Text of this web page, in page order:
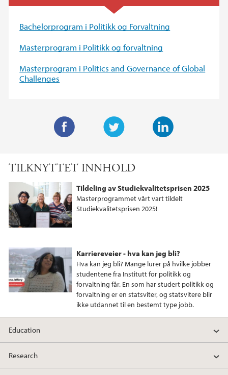
Bachelorprogram i Politikk og Forvaltning
Masterprogram i Politikk og forvaltning
Masterprogram i Politics and Governance of Global
Challenges
i
t
e
e
d
e
b
o
o
TILKNYTTET INNHOLD
Tildeling av Studiekvalitetsprisen 2025
Masterprogrammet vårt vart tildelt
Studiekvalitetsprisen 2025!
Karriereveier - hva kan jeg bli?
Hva kan jeg bli? Mange lurer på hvilke jobber
studentene fra Institutt for politikk og
forvaltning får. En som har studert politikk og
forvaltning er en statsviter, og statsvitere blir
ikke utdannet til en bestemt type jobb.
Education
Research